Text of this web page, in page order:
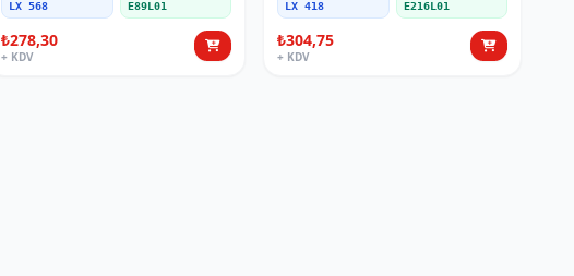
LX 568 E89L01
₺278,30
+ KDV
LX 418 E216L01
₺304,75
+ KDV